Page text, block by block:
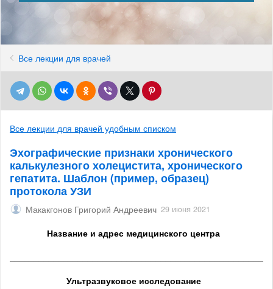
Все лекции для врачей
Все лекции для врачей удобным списком
Эхографические признаки хронического
калькулезного холецистита, хронического
гепатита. Шаблон (пример, образец)
протокола УЗИ
Макакгонов Григорий Андреевич 29 июня 2021
Название и адрес медицинского центра
Ультразвуковое исследование